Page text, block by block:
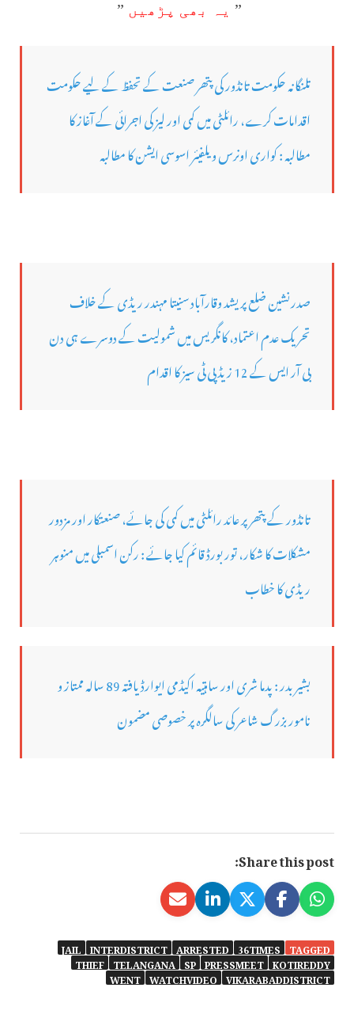
” یہ بھی پڑھیں ”
تلنگانہ حکومت تانڈور کی پتھر صنعت کے تحفظ کے لیے حکومت
اقدامات کرے، رائلٹی میں کمی اور لیز کی اجرائی کے آغاز کا
مطالبہ : کواری اونرس ویلفیئر اسوسی ایشن کا مطالبہ
صدرنشین ضلع پریشد وقارآباد سنیتا مہندر ریڈی کے خلاف
تحریک عدم اعتماد، کانگریس میں شمولیت کے دوسرے ہی دن
بی آر ایس کے 12 زیڈ پی ٹی سیز کا اقدام
تانڈور کے پتھر پر عائد رائلٹی میں کمی کی جائے، صنعتکار اور مزدور
مشکلات کا شکار، تور بورڈ قائم کیا جائے : رکن اسمبلی میں منوہر
ریڈی کا خطاب
بشیر بدر : پدما شری اور ساہتیہ اکیڈمی ایوارڈ یافتہ 89 سالہ ممتاز و
نامور بزرگ شاعر کی سالگرہ پر خصوصی مضمون
Share this post:
TAGGED
36TIMES
ARRESTED
INTERDISTRICT
JAIL
KOTIREDDY
PRESSMEET
SP
TELANGANA
THIEF
VIKARABADDISTRICT
WATCHVIDEO
WENT